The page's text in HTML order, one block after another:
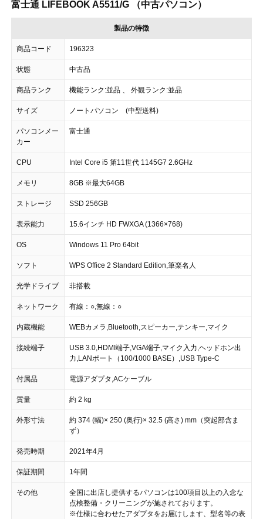
富士通 LIFEBOOK A5511/G （中古パソコン）
製品の特徴
商品コード 196323
状態 中古品
商品ランク 機能ランク:並品 、 外観ランク:並品
サイズ ノートパソコン (中型送料)
パソコンメー
カー
富士通
CPU Intel Core i5 第11世代 1145G7 2.6GHz
メモリ 8GB ※最大64GB
ストレージ SSD 256GB
表示能力 15.6インチ HD FWXGA (1366×768)
OS Windows 11 Pro 64bit
ソフト WPS Office 2 Standard Edition,筆楽名人
光学ドライブ 非搭載
ネットワーク 有線：○,無線：○
内蔵機能 WEBカメラ,Bluetooth,スピーカー,テンキー,マイク
接続端子
USB 3.0,HDMI端子,VGA端子,マイク入力,ヘッドホン出
力,LANポート（100/1000 BASE）,USB Type-C
付属品 電源アダプタ,ACケーブル
質量 約 2 kg
外形寸法
約 374 (幅)× 250 (奥行)× 32.5 (高さ) mm（突起部含ま
ず）
発売時期 2021年4月
保証期間 1年間
その他
全国に出店し提供するパソコンは100項目以上の入念な
点検整備・クリーニングが施されております。
※仕様に合わせたアダプタをお届けします、型名等の表